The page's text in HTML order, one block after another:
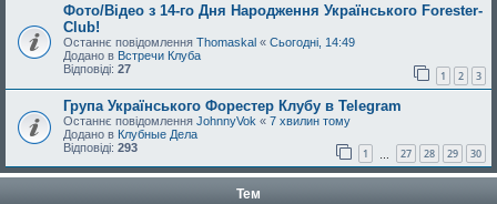
Фото/Відео з 14-го Дня Народження Українського Forester-
Club!
Останнє повідомлення Thomaskal « Сьогодні, 14:49
Додано в Встречи Клуба
Відповіді: 27 1 2 3
Група Українського Форестер Клубу в Telegram
Останнє повідомлення JohnnyVok « 7 хвилин тому
Додано в Клубные Дела
Відповіді: 293 1 27 28 29 30
Тем